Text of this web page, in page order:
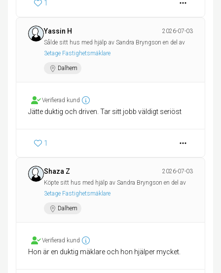
1
Yassin H
2026-07-03
Sålde sitt hus med hjälp av Sandra Bryngson en del av
3etage Fastighetsmäklare
Dalhem
Verifierad kund
Jätte duktig och driven. Tar sitt jobb väldigt seriöst
1
Shaza Z
2026-07-03
Köpte sitt hus med hjälp av Sandra Bryngson en del av
3etage Fastighetsmäklare
Dalhem
Verifierad kund
Hon är en duktig mäklare och hon hjälper mycket.